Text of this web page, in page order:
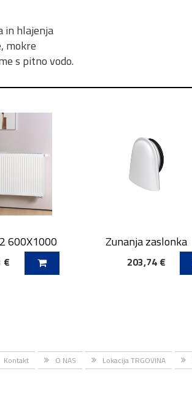
in hlajenja
mokre
s pitno vodo.
600X1000
€
Zunanja zaslonka
203,74 €
DODAJ V KOŠARICO
Kontakt O NAS Lokacija TRGOVINA